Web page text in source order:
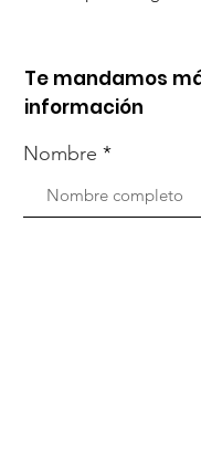
Te mandamos
información
Nombre